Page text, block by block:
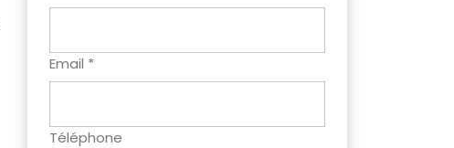
Email *
Téléphone